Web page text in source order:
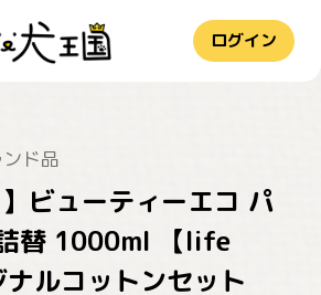
ログイン
ド品
】ビューティーエコ パ
替 1000ml 【life
ルコットンセット